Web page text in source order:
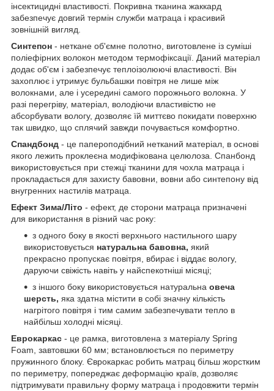
інсектицидні властивості. Покривна тканина жаккард
забезпечує довгий термін служби матраца і красивий
зовнішній вигляд.
Синтепон - неткане об'ємне полотно, виготовлене із суміші
поліефірних волокон методом термофіксації. Даний матеріал
додає об'єм і забезпечує теплоізолюючі властивості. Він
захоплює і утримує бульбашки повітря не лише між
волокнами, але і усередині самого порожнього волокна. У
разі перегріву, матеріал, володіючи властивістю не
абсорбувати вологу, дозволяє їй миттєво покидати поверхню
так швидко, що сплячий завжди почувається комфортно.
Спандбонд - це папероподібний нетканий матеріал, в основі
якого лежить проклеєна модифікована целюлоза. Спанбонд
використовується при стежці тканини для чохла матраца і
прокладається для захисту бавовни, вовни або синтепону від
внугренних настилів матраца.
Ефект Зима/Літо - ефект, де сторони матраца призначені
для використання в різний час року:
з одного боку в якості верхнього настильного шару
використовується натуральна бавовна, який
прекрасно пропускає повітря, вбирає і віддає вологу,
даруючи свіжість навіть у найспекотніші місяці;
з іншого боку використовується натуральна овеча
шерсть, яка здатна містити в собі значну кількість
нагрітого повітря і тим самим забезпечувати тепло в
найбільш холодні місяці.
Еврокаркас - це рамка, виготовлена з матеріалу Spring
Foam, завтовшки 60 мм; встановлюється по периметру
пружинного блоку. Єврокаркас робить матрац більш жорстким
по периметру, попереджає деформацію країв, дозволяє
підтримувати правильну форму матраца і продовжити термін